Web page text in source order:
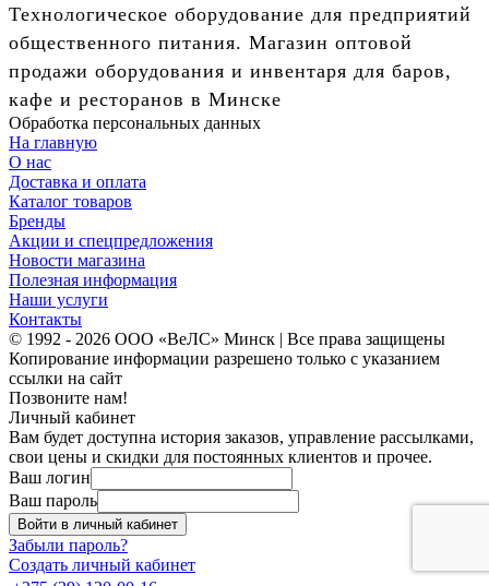
Технологическое оборудование для предприятий
общественного питания. Магазин оптовой
продажи оборудования и инвентаря для баров,
кафе и ресторанов в Минске
Обработка персональных данных
На главную
О нас
Доставка и оплата
Каталог товаров
Бренды
Акции и спецпредложения
Новости магазина
Полезная информация
Наши услуги
Контакты
© 1992 - 2026 ООО «ВеЛС» Минск | Все права защищены
Копирование информации разрешено только с указанием
ссылки на сайт
Позвоните нам!
Личный кабинет
Вам будет доступна история заказов, управление рассылками,
свои цены и скидки для постоянных клиентов и прочее.
Ваш логин
Ваш пароль
Войти в личный кабинет
Забыли пароль?
Создать личный кабинет